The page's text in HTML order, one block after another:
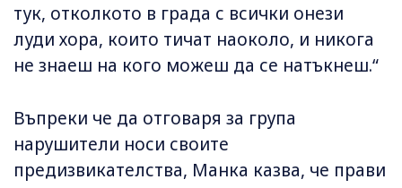
тук, отколкото в града с всички онези
луди хора, които тичат наоколо, и никога
не знаеш на кого можеш да се натъкнеш.“
Въпреки че да отговаря за група
нарушители носи своите
предизвикателства, Манка казва, че прави